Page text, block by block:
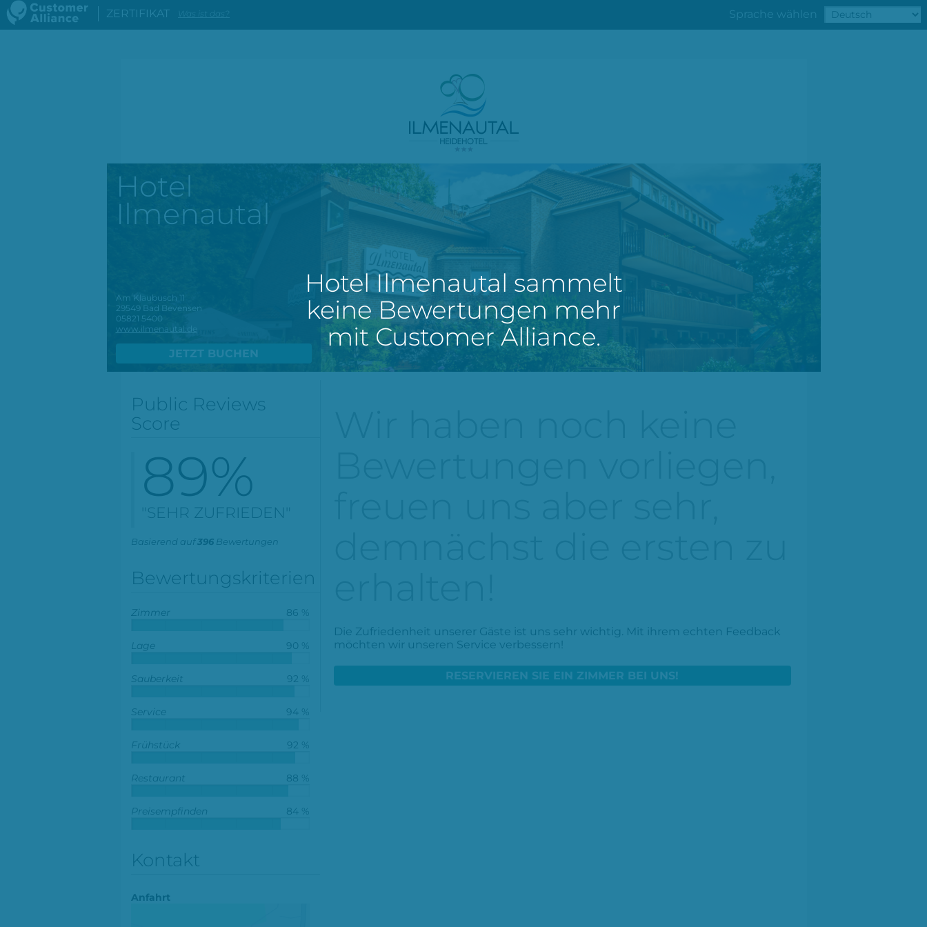
Sprache wählen
Hotel
Ilmenautal
Am Klaubusch 11
29549 Bad Bevensen
05821 5400
www.ilmenautal.de
JETZT BUCHEN
Public Reviews
Score
89%
"SEHR ZUFRIEDEN"
Basierend auf396Bewertungen
Bewertungskriterien
86 %
Zimmer
90 %
Lage
92 %
Sauberkeit
94 %
Service
92 %
Frühstück
88 %
Restaurant
84 %
Preisempfinden
Kontakt
Anfahrt
Die Zufriedenheit unserer Gäste ist uns sehr wichtig. Mit ihrem echten Feedback
möchten wir unseren Service verbessern!
RESERVIEREN SIE EIN ZIMMER BEI UNS!
ZERTIFIKAT
Hotel Ilmenautal sammelt
keine Bewertungen mehr
mit Customer Alliance.